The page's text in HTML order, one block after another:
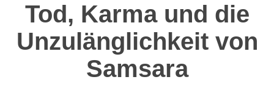
Tod, Karma und die
Unzulänglichkeit von
Samsara